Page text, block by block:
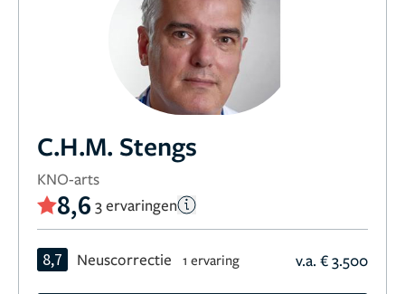
C.H.M. Stengs
KNO-arts
8,6 3 ervaringen
8,7 Neuscorrectie 1 ervaring v.a. € 3.500